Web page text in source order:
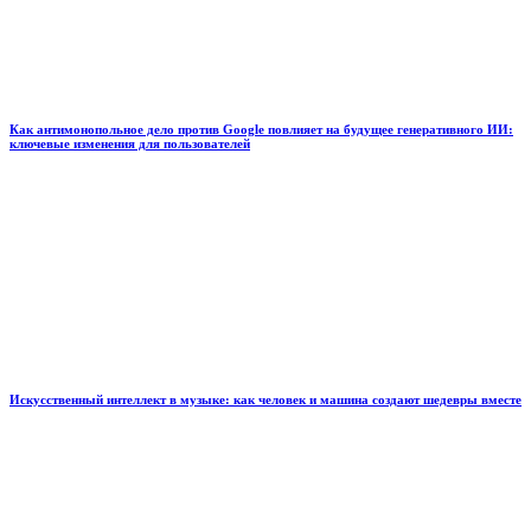
Как антимонопольное дело против Google повлияет на будущее генеративного ИИ:
ключевые изменения для пользователей
Искусственный интеллект в музыке: как человек и машина создают шедевры вместе